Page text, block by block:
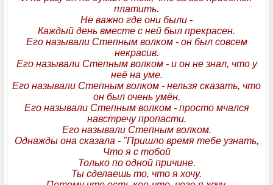
платить.
Не важно где они были -
Каждый день вместе с ней был прекрасен.
Его называли Степным волком - он был совсем
некрасив.
Его называли Степным волком - и он не знал, что у
неё на уме.
Его называли Степным волком - нельзя сказать, что
он был очень умён.
Его называли Степным волком - просто мчался
навстречу пропасти.
Его называли Степным волком.
Однажды она сказала - "Пришло время тебе узнать,
Что я с тобой
Только по одной причине.
Ты сделаешь то, что я хочу.